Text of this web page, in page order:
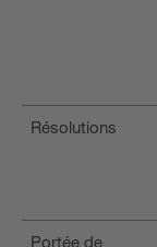
Résolutions
Portée de